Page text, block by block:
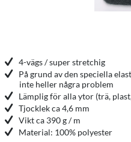
4-vägs / super stretchig
På grund av den speciella
inte heller några problem
Lämplig för alla ytor (trä,
Tjocklek ca 4,6 mm
Vikt ca 390 g / m
Material: 100% polyester